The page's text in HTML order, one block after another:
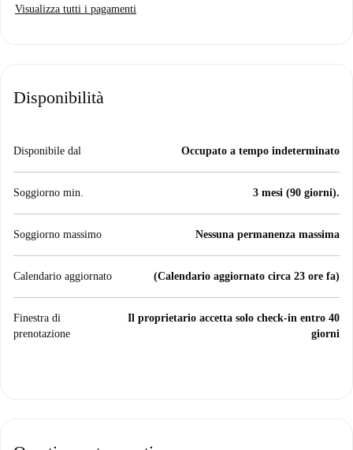
Visualizza tutti i pagamenti
Disponibilità
Disponibile dal Occupato a tempo indeterminato
Soggiorno min. 3 mesi (90 giorni).
Soggiorno massimo Nessuna permanenza massima
Calendario aggiornato (Calendario aggiornato circa 23 ore fa)
Finestra di
prenotazione
Il proprietario accetta solo check-in entro 40
giorni